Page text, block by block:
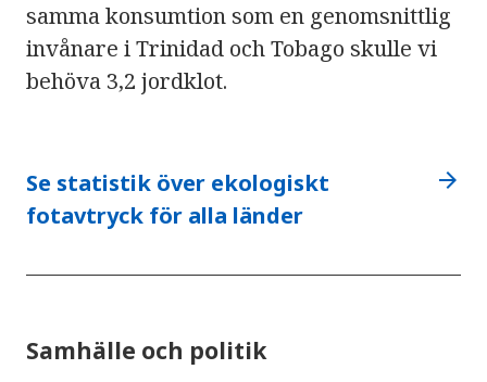
samma konsumtion som en genomsnittlig
invånare i Trinidad och Tobago skulle vi
behöva 3,2 jordklot.
Se statistik över ekologiskt
fotavtryck för alla länder
arrow_forward
Samhälle och politik